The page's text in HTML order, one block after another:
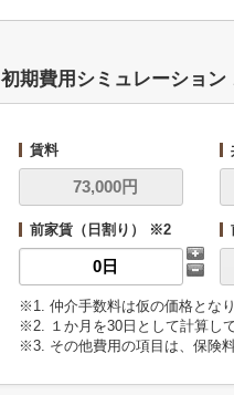
初期費用シミュレーション
賃料
前家賃（日割り） ※2
※1. 仲介手数料は仮の価格とな
※2. １か月を30日として計算して
※3. その他費用の項目は、保険料